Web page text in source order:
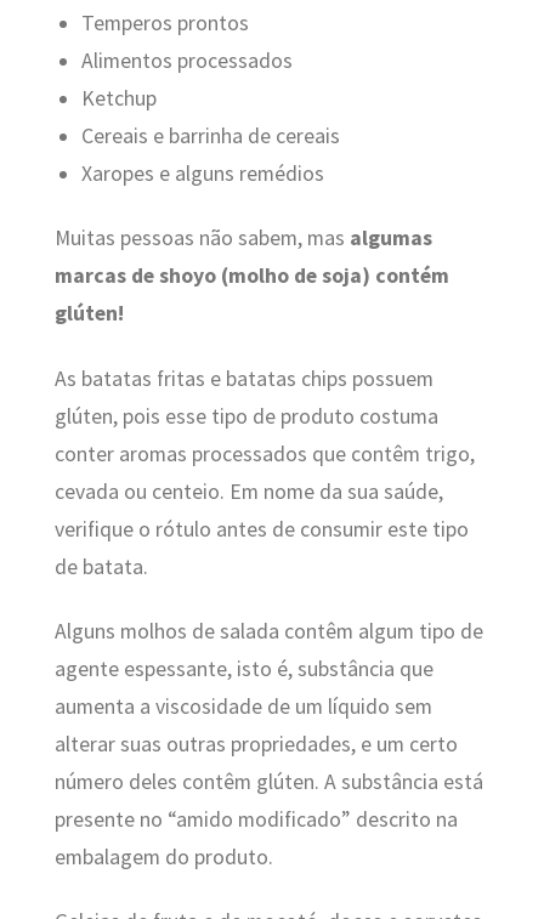
Temperos prontos
Alimentos processados
Ketchup
Cereais e barrinha de cereais
Xaropes e alguns remédios
Muitas pessoas não sabem, mas algumas
marcas de shoyo (molho de soja) contém
glúten!
As batatas fritas e batatas chips possuem
glúten, pois esse tipo de produto costuma
conter aromas processados que contêm trigo,
cevada ou centeio. Em nome da sua saúde,
verifique o rótulo antes de consumir este tipo
de batata.
Alguns molhos de salada contêm algum tipo de
agente espessante, isto é, substância que
aumenta a viscosidade de um líquido sem
alterar suas outras propriedades, e um certo
número deles contêm glúten. A substância está
presente no “amido modificado” descrito na
embalagem do produto.